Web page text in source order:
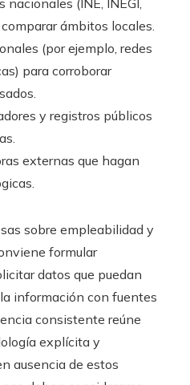
nacionales (INE, INEGI,
ámbitos locales.
(por ejemplo, redes
para corroborar
y registros públicos
externas que hagan
sobre empleabilidad y
formular
datos que puedan
información con fuentes
consistente reúne
explícita y
ausencia de estos